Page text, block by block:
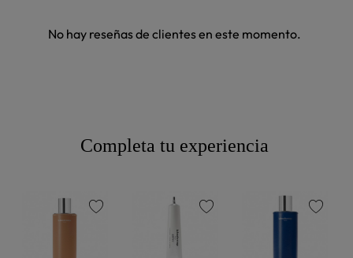
No hay reseñas de clientes en este momento.
Completa tu experiencia